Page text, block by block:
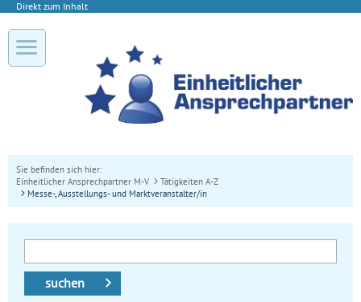
Direkt zum Inhalt
Sie befinden sich hier:
Einheitlicher Ansprechpartner M-V
Tätigkeiten A-Z
Messe-, Ausstellungs- und Marktveranstalter/in
suchen